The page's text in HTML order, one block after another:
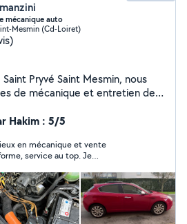
mécanique auto
Mesmin (Cd-Loiret)
Pryvé Saint Mesmin, nous
de mécanique et entretien de
pour toutes demandes
Hakim : 5/5
service au top. Je